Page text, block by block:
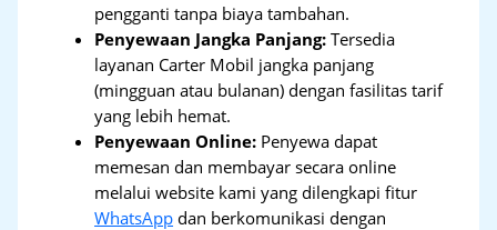
pengganti tanpa biaya tambahan.
Penyewaan Jangka Panjang: Tersedia
layanan Carter Mobil jangka panjang
(mingguan atau bulanan) dengan fasilitas tarif
yang lebih hemat.
Penyewaan Online: Penyewa dapat
memesan dan membayar secara online
melalui website kami yang dilengkapi fitur
WhatsApp dan berkomunikasi dengan